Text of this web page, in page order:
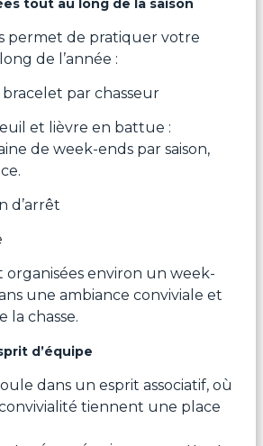
tout au long de la saison
permet de pratiquer votre
de l’année :
bracelet par chasseur
et lièvre en battue :
de week-ends par saison,
d’arrêt
organisées environ un week-
une ambiance conviviale et
la chasse.
d’équipe
dans un esprit associatif, où
tiennent une place